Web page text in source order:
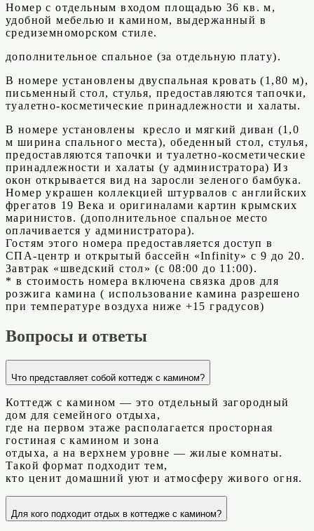
Номер с отдельным входом площадью 36 кв. м,
удобной мебелью и камином, выдержанный в
средиземноморском стиле.
дополнительное спальное (за отдельную плату).
В номере установлены двуспальная кровать (1,80 м),
письменный стол, стулья, предоставляются тапочки,
туалетно-косметические принадлежности и халаты.
В номере установлены кресло и мягкий диван (1,0
м ширина спального места), обеденный стол, стулья,
предоставляются тапочки и туалетно-косметические
принадлежности и халаты (у администратора) Из
окон открывается вид на заросли зеленого бамбука.
Номер украшен коллекцией штурвалов с английских
фрегатов 19 Века и оригиналами картин крымских
маринистов. (дополнительное спальное место
оплачивается у администратора).
Гостям этого номера предоставляется доступ в
СПА-центр и открытый бассейн «Infinity» с 9 до 20.
Завтрак «шведский стол» (с 08:00 до 11:00).
* в стоимость номера включена связка дров для
розжига камина ( использование камина разрешено
при температуре воздуха ниже +15 градусов)
Вопросы и ответы
Что представляет собой коттедж с камином?
Коттедж с камином — это отдельный загородный
дом для семейного отдыха,
где на первом этаже располагается просторная
гостиная с камином и зона
отдыха, а на верхнем уровне — жилые комнаты.
Такой формат подходит тем,
кто ценит домашний уют и атмосферу живого огня.
Для кого подходит отдых в коттедже с камином?